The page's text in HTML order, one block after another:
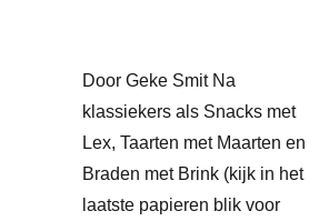
Door Geke Smit Na
klassiekers als Snacks met
Lex, Taarten met Maarten en
Braden met Brink (kijk in het
laatste papieren blik voor